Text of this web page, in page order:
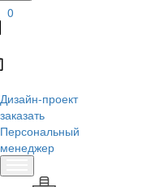
0
Дизайн-проект
заказать
Персональный
менеджер